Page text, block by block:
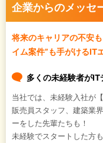
企業からのメッセ
将来のキャリアの不安
イム案件”も手がけるIT
多くの未経験者が
当社では、未経験入社が【
販売員スタッフ、建築業
ーをした先輩たちも！
未経験でスタートした方